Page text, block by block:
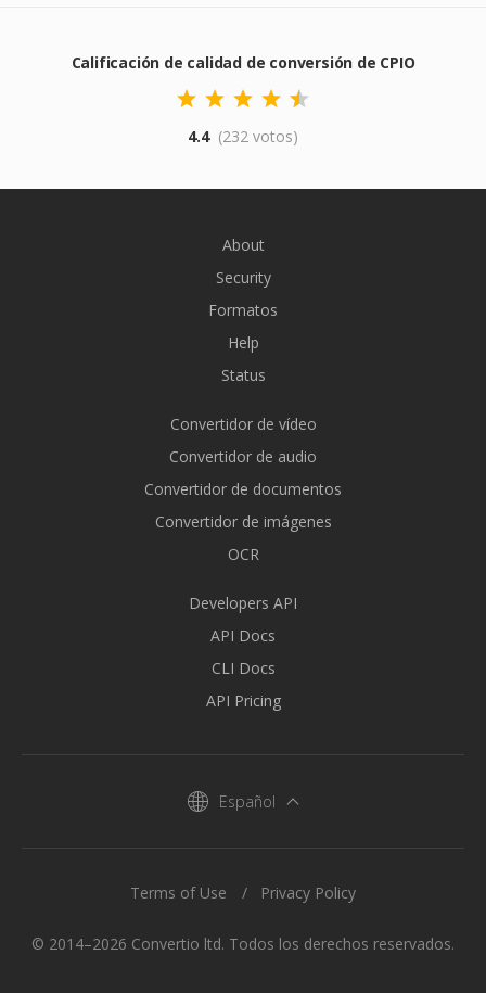
Calificación de calidad de conversión de CPIO
4.4 (232 votos)
About
Security
Formatos
Help
Status
Convertidor de vídeo
Convertidor de audio
Convertidor de documentos
Convertidor de imágenes
OCR
Developers API
API Docs
CLI Docs
API Pricing
Español
© 2014–2026 Convertio ltd. Todos los derechos reservados.
Terms of Use Privacy Policy